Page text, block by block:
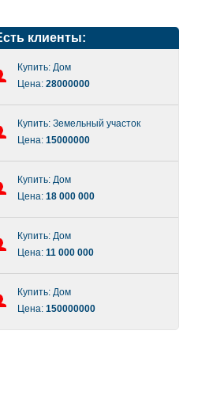
клиенты:
Купить: Дом
Цена: 28000000
Купить: Земельный участок
Цена: 15000000
Купить: Дом
Цена: 18 000 000
Купить: Дом
Цена: 11 000 000
Купить: Дом
Цена: 150000000